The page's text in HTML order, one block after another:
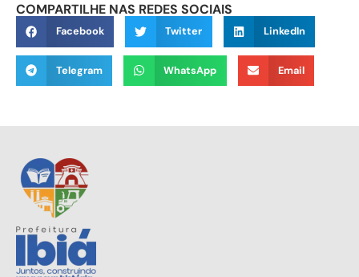
COMPARTILHE NAS REDES SOCIAIS
Facebook Twitter LinkedIn
Telegram WhatsApp Email